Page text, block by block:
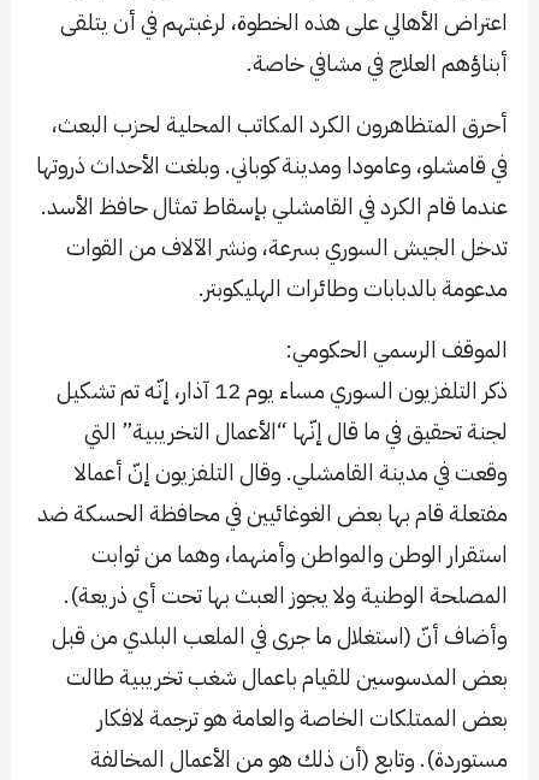
اعتراض الأهالي على هذه الخطوة، لرغبتهم في أن يتلقى
أبناؤهم العلاج في مشافي خاصة.
أحرق المتظاهرون الكرد المكاتب المحلية لحزب البعث،
في قامشلو، وعامودا ومدينة كوباني. وبلغت الأحداث ذروتها
عندما قام الكرد في القامشلي بإسقاط تمثال حافظ الأسد.
تدخل الجيش السوري بسرعة، ونشر الآلاف من القوات
مدعومة بالدبابات وطائرات الهليكوبتر.
الموقف الرسمي الحكومي:
ذكر التلفزيون السوري مساء يوم 12 آذار، إنّه تم تشكيل
لجنة تحقيق في ما قال إنّها “الأعمال التخريبية” التي
وقعت في مدينة القامشلي. وقال التلفزيون إنّ أعمالا
مفتعلة قام بها بعض الغوغائيين في محافظة الحسكة ضد
استقرار الوطن والمواطن وأمنهما، وهما من ثوابت
المصلحة الوطنية ولا يجوز العبث بها تحت أي ذريعة).
وأضاف أنّ (استغلال ما جرى في الملعب البلدي من قبل
بعض المدسوسين للقيام باعمال شغب تخريبية طالت
بعض الممتلكات الخاصة والعامة هو ترجمة لافكار
مستوردة). وتابع (أن ذلك هو من الأعمال المخالفة